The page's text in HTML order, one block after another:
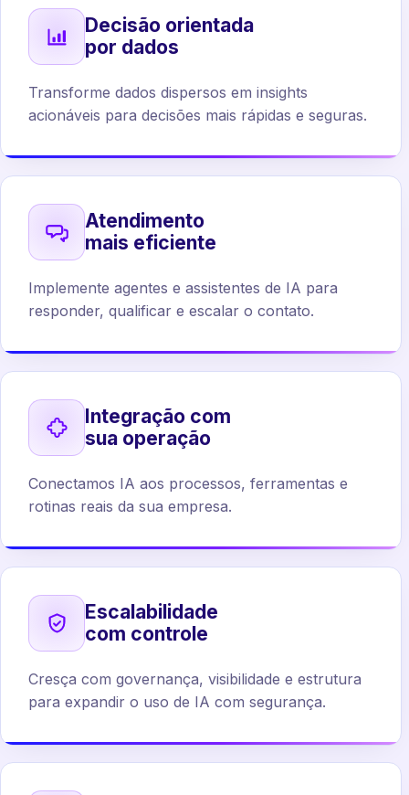
Decisão orientada
por dados
Transforme dados dispersos em insights
acionáveis para decisões mais rápidas e seguras.
Atendimento
mais eficiente
Implemente agentes e assistentes de IA para
responder, qualificar e escalar o contato.
Integração com
sua operação
Conectamos IA aos processos, ferramentas e
rotinas reais da sua empresa.
Escalabilidade
com controle
Cresça com governança, visibilidade e estrutura
para expandir o uso de IA com segurança.